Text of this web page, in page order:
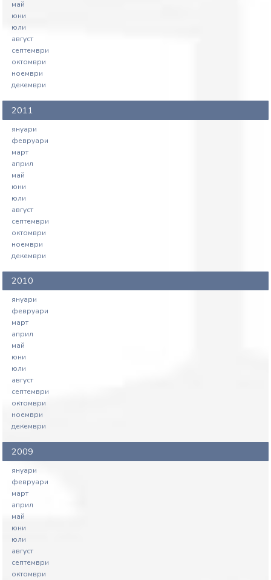
май
юни
юли
август
септември
октомври
ноември
декември
2011
януари
февруари
март
април
май
юни
юли
август
септември
октомври
ноември
декември
2010
януари
февруари
март
април
май
юни
юли
август
септември
октомври
ноември
декември
2009
януари
февруари
март
април
май
юни
юли
август
септември
октомври